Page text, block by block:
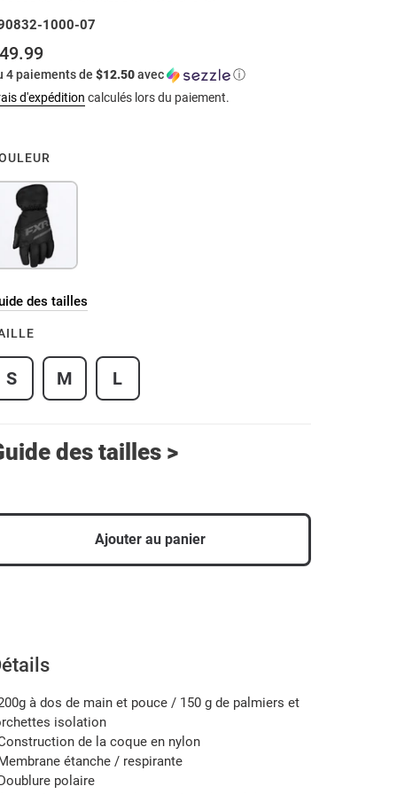
1000-07
4 paiements de $12.50avec
ⓘ
d'expédition calculés lors du paiement.
des tailles
S M L
des tailles >
Ajouter au panier
à dos de main et pouce / 150 g de palmiers et
isolation
de la coque en nylon
étanche / respirante
polaire